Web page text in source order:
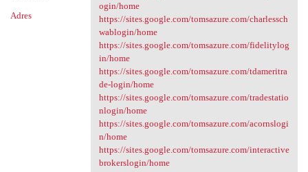
Adres
ogin/home
https://sites.google.com/tomsazure.com/charlessch
wablogin/home
https://sites.google.com/tomsazure.com/fidelitylog
in/home
https://sites.google.com/tomsazure.com/tdameritra
de-login/home
https://sites.google.com/tomsazure.com/tradestatio
nlogin/home
https://sites.google.com/tomsazure.com/acornslogi
n/home
https://sites.google.com/tomsazure.com/interactive
brokerslogin/home